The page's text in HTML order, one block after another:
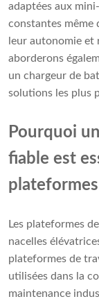
adaptées aux
constantes même
leur autonomie et
aborderons
un chargeur de
solutions les plus
Pourquoi
fiable est
Les plateformes
nacelles
plateformes de
utilisées dans la
maintenance